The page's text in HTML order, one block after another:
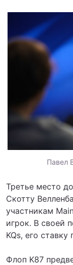
Павел
Третье место
Скотту
участникам
игрок. В своей
KQs, его
Флоп K87